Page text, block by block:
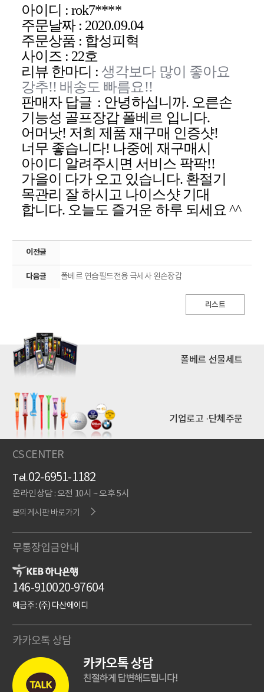
아이디 : rok7****
주문날짜 : 2020.09.04
주문상품 : 합성피혁
사이즈 : 22호
리뷰 한마디 : 생각보다 많이 좋아요
강추!! 배송도 빠름요 !!
판매자 답글 : 안녕하십니까. 오른손
기능성 골프장갑폴베르 입니다.
어머낫! 저희 제품 재구매 인증샷!
너무 좋습니다! 나중에 재구매시
아이디 알려주시면 서비스 팍팍!!
가을이 다가 오고 있습니다. 환절기
목관리 잘 하시고 나이스샷기대
합니다. 오늘도 즐거운 하루 되세요 ^^
이전글
다음글 폴베르 연습필드전용 극세사 왼손장갑
리스트
폴베르 선물세트
기업로고 ·단체주문
CS CENTER
Tel.02-6951-1182
온라인상담 : 오전 10시 ~ 오후 5시
문의게시판 바로가기
무통장입금안내
146-910020-97604
예금주 : (주) 다산에이디
카카오톡 상담